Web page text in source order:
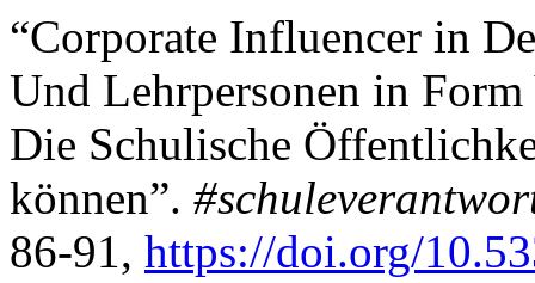
“Corporate Influencer in
Und Lehrpersonen in
Die Schulische
können”.
86-91, https://doi.org/